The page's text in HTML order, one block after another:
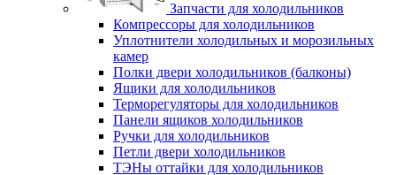
Запчасти для холодильников
Компрессоры для холодильников
Уплотнители холодильных и морозильных
камер
Полки двери холодильников (балконы)
Ящики для холодильников
Терморегуляторы для холодильников
Панели ящиков холодильников
Ручки для холодильников
Петли двери холодильников
ТЭНы оттайки для холодильников